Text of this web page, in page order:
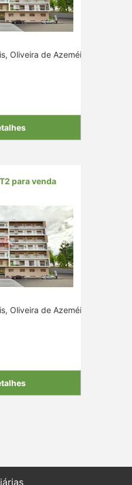
Oliveira de Azeméis, Aveiro
para venda
Oliveira de Azeméis, Aveiro